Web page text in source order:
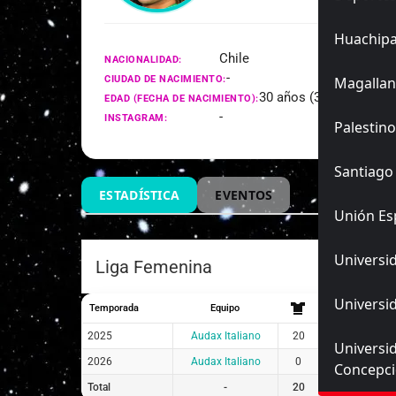
Palestino
Unión
NACIONALIDAD: Chile
CIUDAD DE NACIMIENTO:-
EDAD (FECHA DE NACIMIENTO):30 años (31/07/1996)
INSTAGRAM: -
ESTADÍSTICA EVENTOS
Liga Femenina
Temporada Equipo
2025 Audax Italiano 20
2026 Audax Italiano 0 0
Total - 20